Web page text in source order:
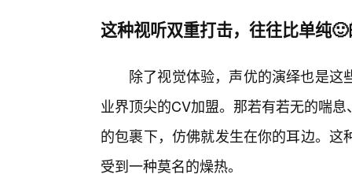
这种视听双重打击，往往比单纯
除了视觉体验，声优的演绎也是
业界顶尖的CV加盟。那若有若无的喘
的包裹下，仿佛就发生在你的耳边。
受到一种莫名的燥热。